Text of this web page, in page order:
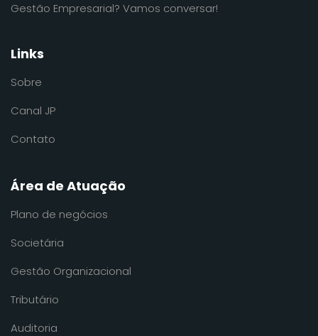
Gestão Empresarial? Vamos conversar!
Links
Sobre
Canal JP
Contato
Área de Atuação
Plano de negócios
Societária
Gestão Organizacional
Tributário
Auditoria